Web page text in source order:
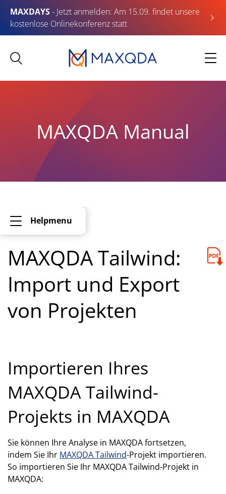
MAXDAYS- Jetzt anmelden: Am 15.09. findet unsere
kostenlose Onlinekonferenz statt
MAXQDA Manual
Helpmenu
MAXQDA Tailwind:
Import und Export
von Projekten
Importieren Ihres
MAXQDA Tailwind-
Projekts in MAXQDA
Sie können Ihre Analyse in MAXQDA fortsetzen,
indem Sie Ihr MAXQDA Tailwind-Projekt importieren.
So importieren Sie Ihr MAXQDA Tailwind-Projekt in
MAXQDA: